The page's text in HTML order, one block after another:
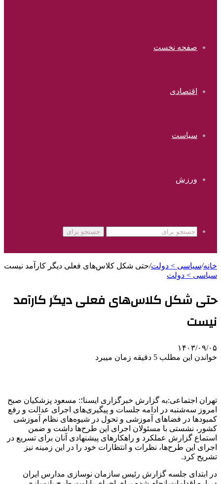
صفحه نخست
اقتصادی
سیاست
ورزش
جستجو برای
خانه/سیاسی > دولت/حتی شکل کلاس‌های فعلی دیگر کارآمد نیست
سیاسی > دولت
حتی شکل کلاس‌های فعلی دیگر کارآمد
نیست
۱۴۰۳/۰۹/۰۵
خواندن این مطلب 5 دقیقه زمان میبرد
تهران اجتماعی:به گزارش خبرگزاری ایسنا؛: مسعود پزشکیان صبح
امروز سه‌شنبه در ادامه جلسات و پیگیری‌های اجرای عدالت و رفع
کمبودها در فضاهای آموزشی و تحول در شیوه‌های نظام آموزشی
کشور، نشستی با مسئولان اجرای این طرح‌ها داشت و ضمن
استماع گزارش عملکرد و راهکارهای پیشنهادی آنان برای تسریع در
اجرای این طرح‌ها، نظرات و انتظارات خود را در این زمینه نیز
تشریح کرد.
در ابتدای جلسه گزارش رئیس سازمان نوسازی مدارس ایران